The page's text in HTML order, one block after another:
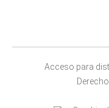
Acceso para